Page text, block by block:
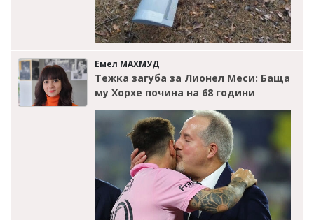
Емел МАХМУД
Тежка загуба за Лионел Меси: Баща
му Хорхе почина на 68 години